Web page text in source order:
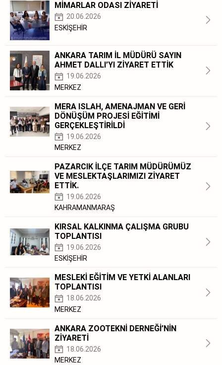
MİMARLAR ODASI ZİYARETİ
20.06.2026
ESKİŞEHİR
ANKARA TARIM İL MÜDÜRÜ SAYIN
AHMET DALLI’YI ZİYARET ETTİK
19.06.2026
MERKEZ
MERA ISLAH, AMENAJMAN VE GERİ
DÖNÜŞÜM PROJESİ EĞİTİMİ
GERÇEKLEŞTİRİLDİ
19.06.2026
MERKEZ
PAZARCIK İLÇE TARIM MÜDÜRÜMÜZ
VE MESLEKTAŞLARIMIZI ZİYARET
ETTİK.
19.06.2026
KAHRAMANMARAŞ
KIRSAL KALKINMA ÇALIŞMA GRUBU
TOPLANTISI
19.06.2026
ESKİŞEHİR
MESLEKİ EĞİTİM VE YETKİ ALANLARI
TOPLANTISI
18.06.2026
MERKEZ
ANKARA ZOOTEKNİ DERNEĞİ’NİN
ZİYARETİ
18.06.2026
MERKEZ